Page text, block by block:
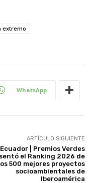
extremo
WhatsApp
ARTÍCULO SIGUIENTE
Ecuador | Premios Verdes
el Ranking 2026 de
500 mejores proyectos
socioambientales de
Iberoamérica